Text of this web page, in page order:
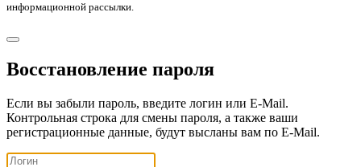
информационной рассылки.
Восстановление пароля
Если вы забыли пароль, введите логин или E-Mail.
Контрольная строка для смены пароля, а также ваши
регистрационные данные, будут высланы вам по E-Mail.